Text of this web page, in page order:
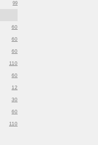
99
60
60
60
110
60
12
30
60
110